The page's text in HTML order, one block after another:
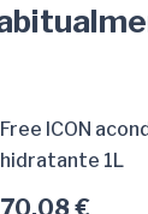
Free ICON
hidratante 1L
70,08 €